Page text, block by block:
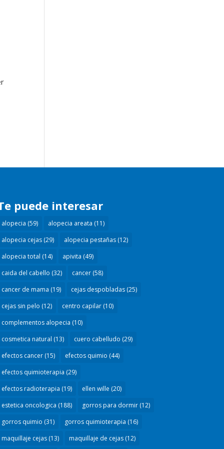
puede interesar
alopecia (59) alopecia areata (11)
alopecia cejas(29) alopecia pestañas(12)
alopecia total (14) apivita (49)
caida del cabello (32) cancer(58)
cancer de mama (19) cejas despobladas(25)
cejas sin pelo (12) centro capilar(10)
complementos alopecia (10)
cosmetica natural (13) cuero cabelludo (29)
efectos cancer(15) efectos quimio (44)
efectos quimioterapia (29)
efectos radioterapia (19) ellen wille (20)
estetica oncologica (188) gorros para dormir(12)
gorros quimio (31) gorros quimioterapia (16)
maquillaje cejas(13) maquillaje de cejas(12)